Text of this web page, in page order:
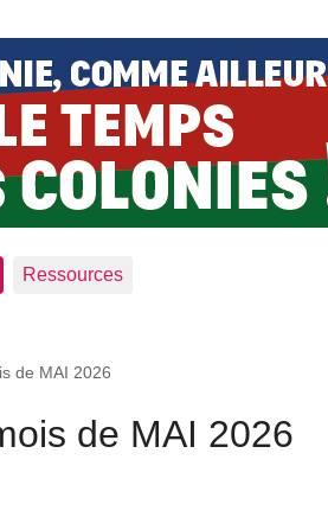
Ressources
de MAI 2026
de MAI 2026